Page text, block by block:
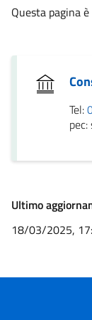
Questa pagina
Tel:
Ultimo
18/03/2025,